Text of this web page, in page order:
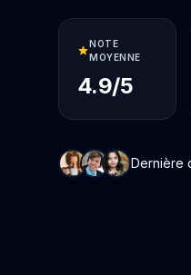
NOTE
MOYENNE
4.9/5
Dernière